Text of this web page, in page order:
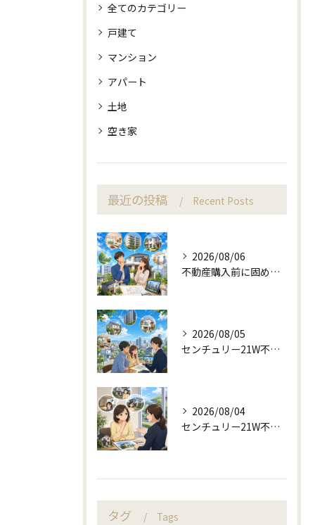
全てのカテゴリー
戸建て
マンション
アパート
土地
空き家
最近の投稿 Recent Posts
2026/08/06
不動産購入前に固める資金計画と住み替え判断
2026/08/05
センチュリー21W不動産販売と町目線の不動産相談
2026/08/04
センチュリー21W不動産販売と不動産売却の査定失敗例
タグ Tags